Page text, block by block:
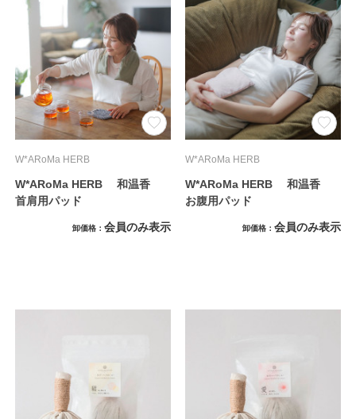
W*ARoMa HERB
W*ARoMa HERB 和温香
首肩用パッド
卸価格 会員のみ表示
W*ARoMa HERB
W*ARoMa HERB 和温香
お腹用パッド
卸価格 会員のみ表示